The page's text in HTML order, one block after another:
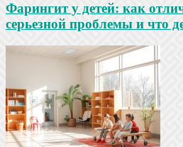
Фарингит у детей: как
серьезной проблемы и что